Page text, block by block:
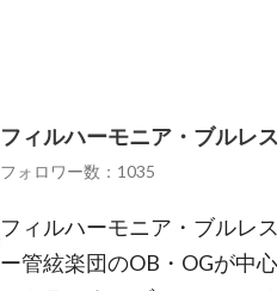
フィルハーモニア・ブルレ
フォロワー数：1035
フィルハーモニア・ブルレ
ー管絃楽団のOB・OGが中